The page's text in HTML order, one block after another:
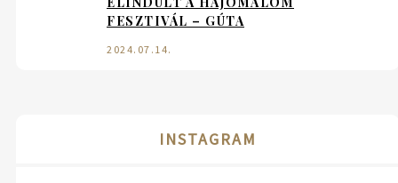
FESZTIVÁL – GÚTA
2024.07.14.
INSTAGRAM